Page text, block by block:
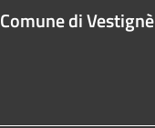
Comune di Vestignè